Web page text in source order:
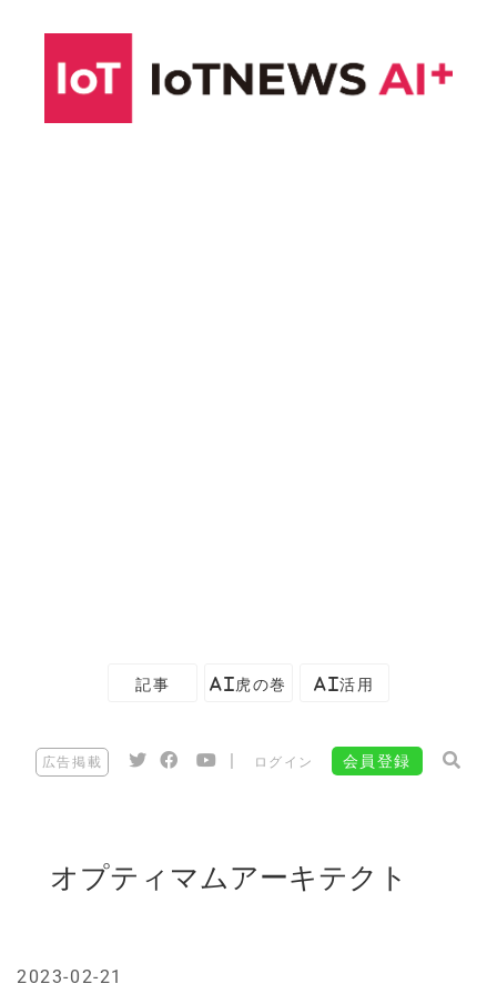
記事 AI虎の巻 AI活用
広告掲載 ログイン 会員登録
オプティマムアーキテクト
2023-02-21